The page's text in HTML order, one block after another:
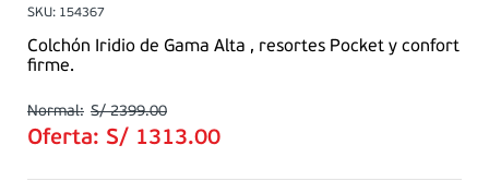
SKU: 154367
Colchón Iridio de Gama Alta , resortes Pocket y confort
firme.
S/ 2399.00
Oferta: S/ 1313.00